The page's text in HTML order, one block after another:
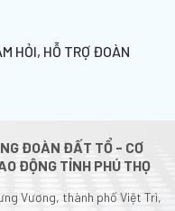
HỎI, HỖ TRỢ ĐOÀN
ĐOÀN ĐẤT TỔ - CƠ
ĐỘNG TỈNH PHÚ THỌ
Vương, thành phố Việt Trì,